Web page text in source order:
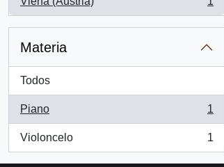
, 1 resultados
Materia
Todos
Piano
, 1 resultados
1
Violoncelo
, 1 resultados
1